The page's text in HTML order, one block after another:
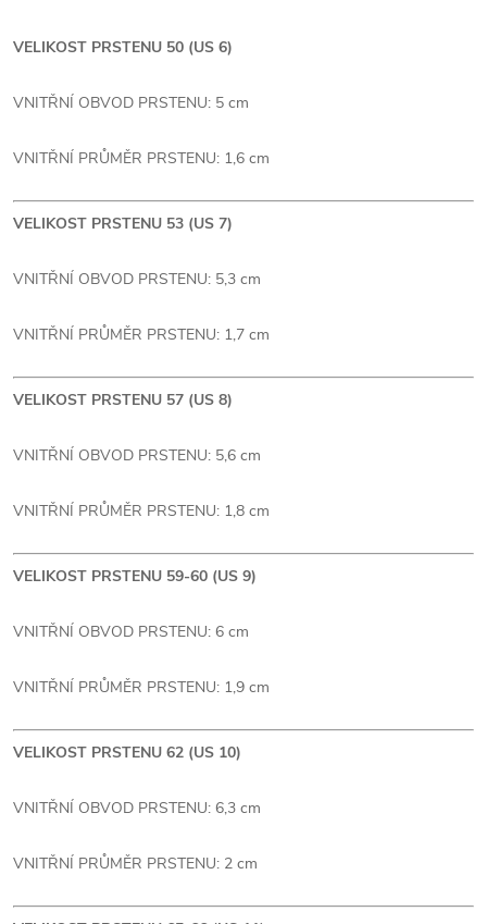
VELIKOST PRSTENU 50 (US 6)
VNITŘNÍ OBVOD PRSTENU: 5 cm
VNITŘNÍ PRŮMĚR PRSTENU: 1,6 cm
VELIKOST PRSTENU 53 (US 7)
VNITŘNÍ OBVOD PRSTENU: 5,3 cm
VNITŘNÍ PRŮMĚR PRSTENU: 1,7 cm
VELIKOST PRSTENU 57 (US 8)
VNITŘNÍ OBVOD PRSTENU: 5,6 cm
VNITŘNÍ PRŮMĚR PRSTENU: 1,8 cm
VELIKOST PRSTENU 59-60 (US 9)
VNITŘNÍ OBVOD PRSTENU: 6 cm
VNITŘNÍ PRŮMĚR PRSTENU: 1,9 cm
VELIKOST PRSTENU 62 (US 10)
VNITŘNÍ OBVOD PRSTENU: 6,3 cm
VNITŘNÍ PRŮMĚR PRSTENU: 2 cm